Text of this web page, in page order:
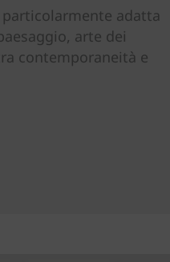
adatta
arte dei
contemporaneità e